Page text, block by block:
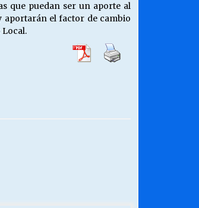
que puedan ser un aporte al
aportarán el factor de cambio
Local.